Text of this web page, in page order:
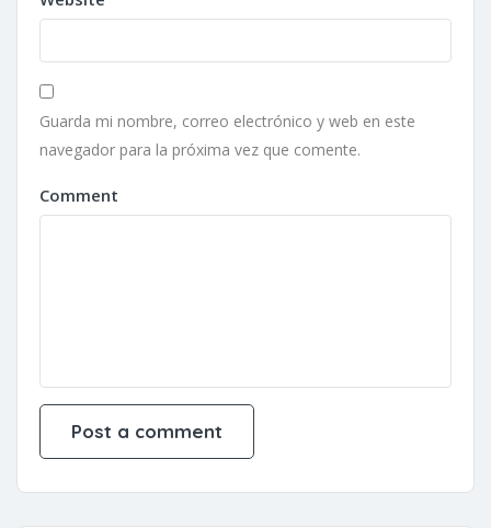
Guarda mi nombre, correo electrónico y web en este
navegador para la próxima vez que comente.
Comment